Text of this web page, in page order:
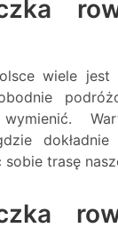
wiele
wymienić.
sobie trasę